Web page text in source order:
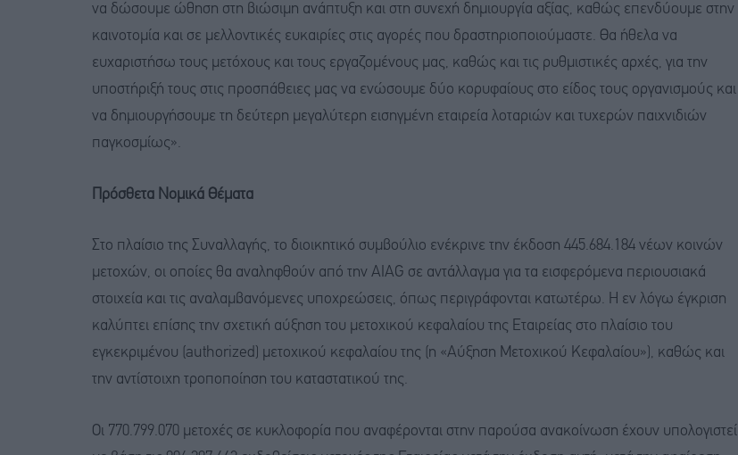
να δώσουμε ώθηση στη βιώσιμη ανάπτυξη και στη συνεχή δημιουργία αξίας, καθώς επενδύουμε στην
καινοτομία και σε μελλοντικές ευκαιρίες στις αγορές που δραστηριοποιούμαστε. Θα ήθελα να
ευχαριστήσω τους μετόχους και τους εργαζομένους μας, καθώς και τις ρυθμιστικές αρχές, για την
υποστήριξή τους στις προσπάθειες μας να ενώσουμε δύο κορυφαίους στο είδος τους οργανισμούς και
να δημιουργήσουμε τη δεύτερη μεγαλύτερη εισηγμένη εταιρεία λοταριών και τυχερών παιχνιδιών
παγκοσμίως».
Πρόσθετα Νομικά Θέματα
Στο πλαίσιο της Συναλλαγής, το διοικητικό συμβούλιο ενέκρινε την έκδοση 445.684.184 νέων κοινών
μετοχών, οι οποίες θα αναληφθούν από την AIAG σε αντάλλαγμα για τα εισφερόμενα περιουσιακά
στοιχεία και τις αναλαμβανόμενες υποχρεώσεις, όπως περιγράφονται κατωτέρω. Η εν λόγω έγκριση
καλύπτει επίσης την σχετική αύξηση του μετοχικού κεφαλαίου της Εταιρείας στο πλαίσιο του
εγκεκριμένου (authorized) μετοχικού κεφαλαίου της (η «Αύξηση Μετοχικού Κεφαλαίου»), καθώς και
την αντίστοιχη τροποποίηση του καταστατικού της.
Οι 770.799.070 μετοχές σε κυκλοφορία που αναφέρονται στην παρούσα ανακοίνωση έχουν υπολογιστεί